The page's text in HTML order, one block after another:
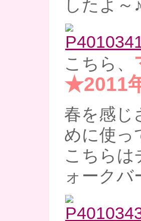
したよ～♪
こちら、
★2011
春を感じ
めに使っ
こちらは
ォークバ